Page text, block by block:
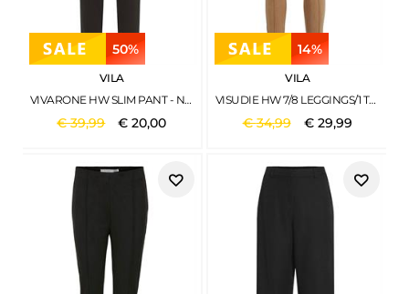
50%
VILA
VIVARONE HW SLIM PANT - NOOS BLACK
€39,99 €20,00
14%
VILA
VISUDIE HW 7/8 LEGGINGS/1 TIGERS EYE
€34,99 € 29,99